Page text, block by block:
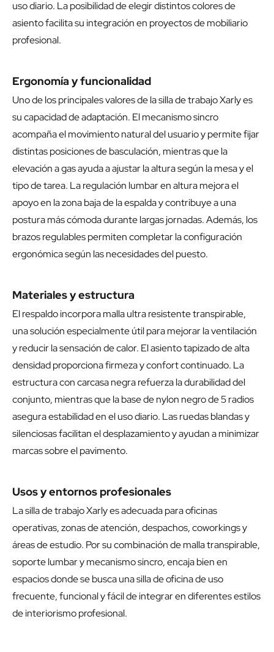
uso diario. La posibilidad de elegir distintos colores de
asiento facilita su integración en proyectos de mobiliario
profesional.
Ergonomía y funcionalidad
Uno de los principales valores de la silla de trabajo Xarly es
su capacidad de adaptación. El mecanismo sincro
acompaña el movimiento natural del usuario y permite fijar
distintas posiciones de basculación, mientras que la
elevación a gas ayuda a ajustar la altura según la mesa y el
tipo de tarea. La regulación lumbar en altura mejora el
apoyo en la zona baja de la espalda y contribuye a una
postura más cómoda durante largas jornadas. Además, los
brazos regulables permiten completar la configuración
ergonómica según las necesidades del puesto.
Materiales y estructura
El respaldo incorpora malla ultra resistente transpirable,
una solución especialmente útil para mejorar la ventilación
y reducir la sensación de calor. El asiento tapizado de alta
densidad proporciona firmeza y confort continuado. La
estructura con carcasa negra refuerza la durabilidad del
conjunto, mientras que la base de nylon negro de 5 radios
asegura estabilidad en el uso diario. Las ruedas blandas y
silenciosas facilitan el desplazamiento y ayudan a minimizar
marcas sobre el pavimento.
Usos y entornos profesionales
La silla de trabajo Xarly es adecuada para oficinas
operativas, zonas de atención, despachos, coworkings y
áreas de estudio. Por su combinación de malla transpirable,
soporte lumbar y mecanismo sincro, encaja bien en
espacios donde se busca una silla de oficina de uso
frecuente, funcional y fácil de integrar en diferentes estilos
de interiorismo profesional.